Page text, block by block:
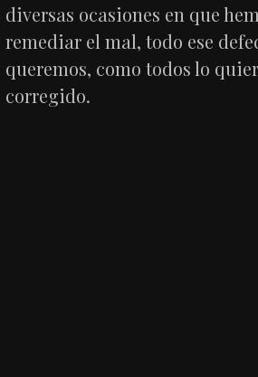
diversas ocasiones en que
remediar el mal, todo ese
queremos, como todos lo
corregido.